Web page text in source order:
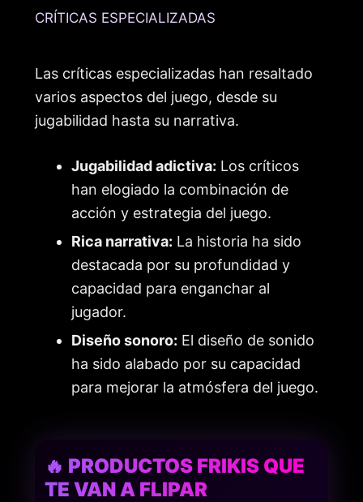
CRÍTICAS ESPECIALIZADAS
Las críticas especializadas han resaltado
varios aspectos del juego, desde su
jugabilidad hasta su narrativa.
Jugabilidad adictiva: Los críticos
han elogiado la combinación de
acción y estrategia del juego.
Rica narrativa: La historia ha sido
destacada por su profundidad y
capacidad para enganchar al
jugador.
Diseño sonoro: El diseño de sonido
ha sido alabado por su capacidad
para mejorar la atmósfera del juego.
🔥 PRODUCTOS FRIKIS QUE
TE VAN A FLIPAR